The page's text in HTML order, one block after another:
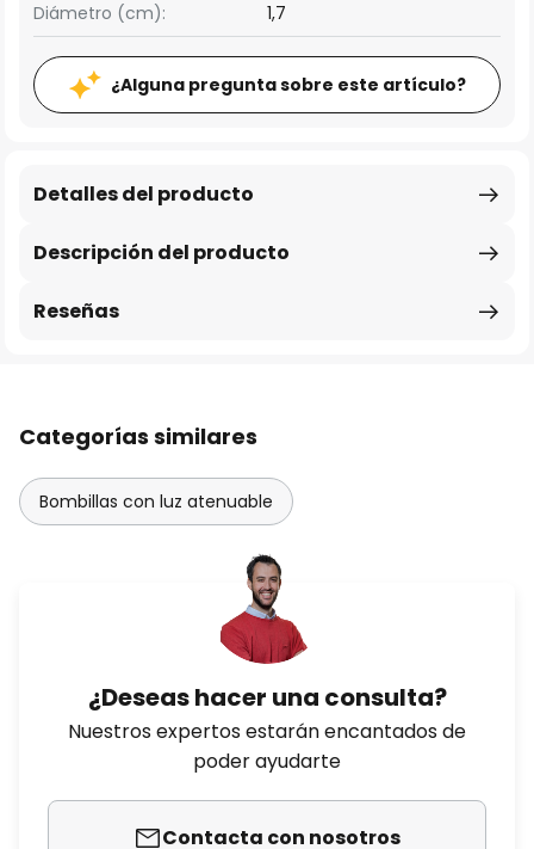
Diámetro (cm): 1,7
¿Alguna pregunta sobre este artículo?
Descripción del producto
Detalles del producto
Reseñas
Categorías similares
Bombillas con luz atenuable
¿Deseas hacer una consulta?
Nuestros expertos estarán encantados de
poder ayudarte
Contacta con nosotros